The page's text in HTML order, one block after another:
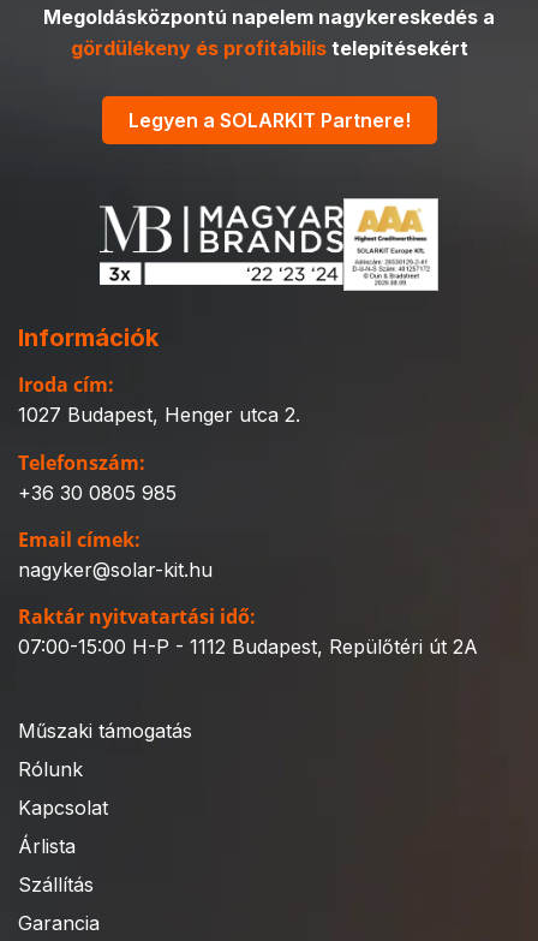
Megoldásközpontú napelem nagykereskedés a
gördülékeny és profitábilistelepítésekért
Legyen a SOLARKIT Partnere!
Információk
Iroda cím:
1027 Budapest, Henger utca 2.
Telefonszám:
+36 30 0805 985
Email címek:
nagyker@solar-kit.hu
Raktár nyitvatartási idő:
07:00-15:00 H-P - 1112 Budapest, Repülőtéri út 2A
Műszaki támogatás
Rólunk
Kapcsolat
Árlista
Szállítás
Garancia